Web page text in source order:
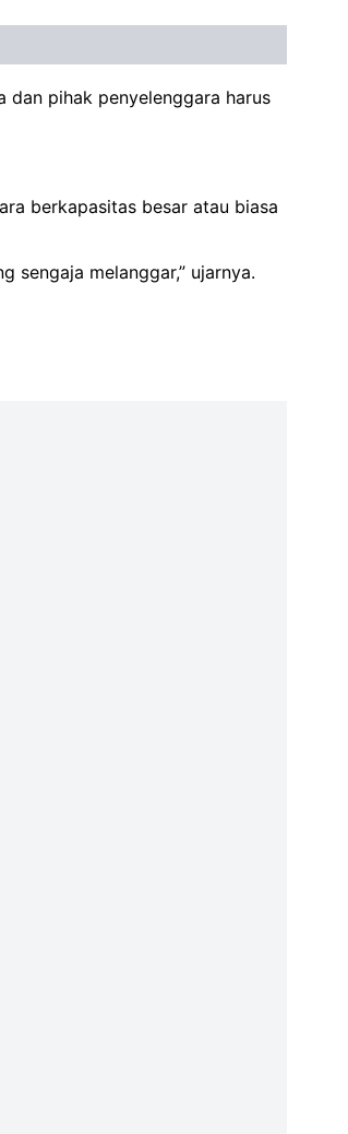
dan pihak penyelenggara harus
berkapasitas besar atau biasa
sengaja melanggar,” ujarnya.